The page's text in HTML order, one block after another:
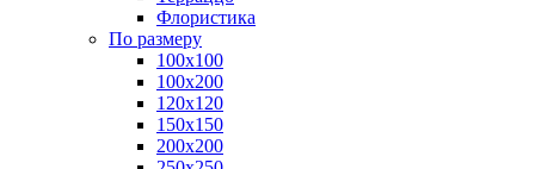
Флористика
По размеру
100х100
100х200
120х120
150х150
200х200